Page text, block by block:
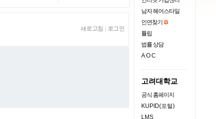
새로고침 로그인
남자 헤어스타일
인연찾기
튤립
법률 상담
AOC
고려대학교
공식 홈페이지
KUPID(포털)
LMS